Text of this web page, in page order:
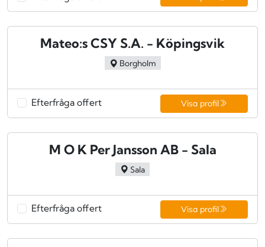
Mateo:s CSY S.A. - Köpingsvik
Borgholm
Efterfråga offert Visa profil
M O K Per Jansson AB - Sala
Sala
Efterfråga offert Visa profil